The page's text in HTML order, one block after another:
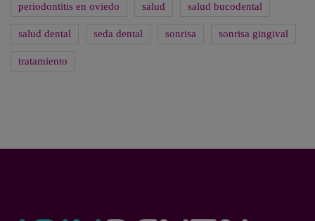
periodontitis en oviedo salud salud bucodental
salud dental seda dental sonrisa sonrisa gingival
tratamiento